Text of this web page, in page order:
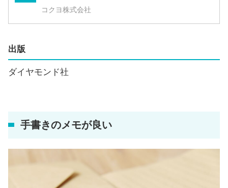
コクヨ株式会社
出版
ダイヤモンド社
手書きのメモが良い